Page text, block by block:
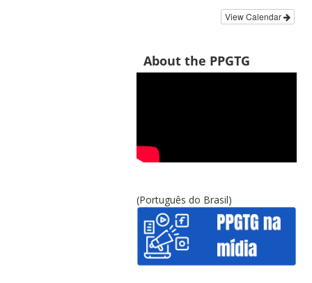
View Calendar
About the PPGTG
(Português do Brasil)